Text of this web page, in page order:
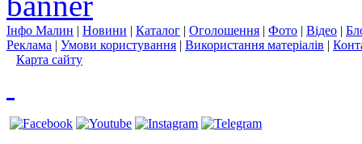
Інфо Малин | Новини | Каталог | Оголошення | Фото | Відео |
Реклама | Умови користування | Використання матеріалів |
Карта сайту